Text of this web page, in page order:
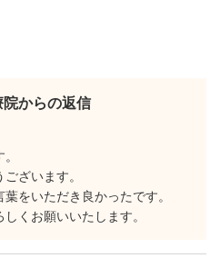
からの返信
ざいます。
をいただき良かったです。
くお願いいたします。